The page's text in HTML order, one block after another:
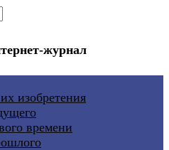
журнал
изобретения
времени